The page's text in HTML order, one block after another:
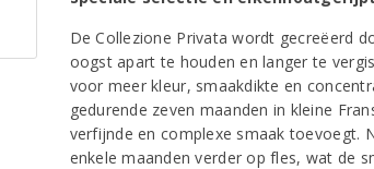
De Collezione Privata wordt gecreëerd
oogst apart te houden en langer te
voor meer kleur, smaakdikte en
gedurende zeven maanden in kleine
verfijnde en complexe smaak toevoegt.
enkele maanden verder op fles, wat de